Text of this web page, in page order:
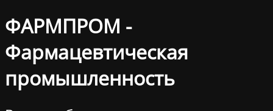
ФАРМПРОМ -
Фармацевтическая
промышленность